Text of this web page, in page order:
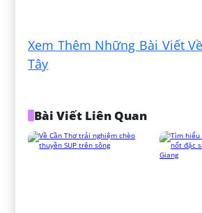
Xem Thêm Những Bài Viết
Tây
Bài Viết Liên Quan